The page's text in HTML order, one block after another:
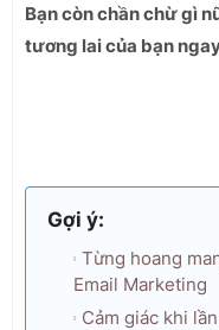
Bạn còn chần chừ gì
tương lai của bạn
Gợi ý:
Từng hoang
Email Marketing
Cảm giác khi